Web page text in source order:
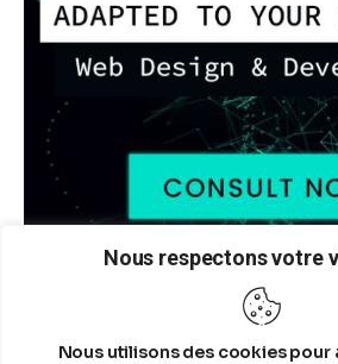
Nous respectons votre
Nous utilisons des cookies pour
ARTICLES LES PLUS